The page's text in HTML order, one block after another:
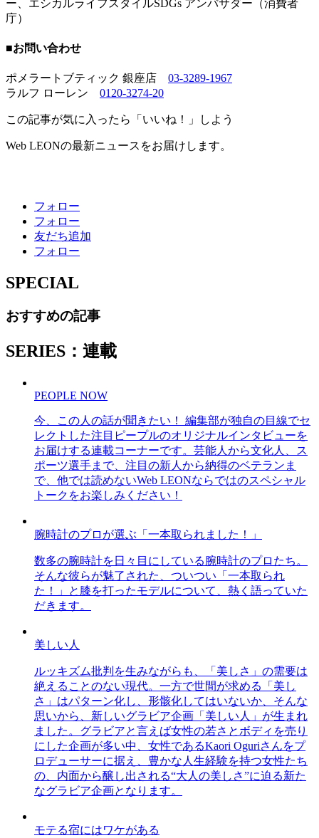
ー、エシカルライフスタイルSDGs アンバサダー（消費者
庁）
■お問い合わせ
ポメラートブティック 銀座店 03-3289-1967
ラルフ ローレン 0120-3274-20
この記事が気に入ったら「いいね！」しよう
Web LEONの最新ニュースをお届けします。
フォロー
フォロー
友だち追加
フォロー
SPECIAL
おすすめの記事
SERIES：連載
PEOPLE NOW
今、この人の話が聞きたい！ 編集部が独自の目線でセ
レクトした注目ピープルのオリジナルインタビューを
お届けする連載コーナーです。芸能人から文化人、ス
ポーツ選手まで、注目の新人から納得のベテランま
で、他では読めないWeb LEONならではのスペシャル
トークをお楽しみください！
腕時計のプロが選ぶ「一本取られました！」
数多の腕時計を日々目にしている腕時計のプロたち。
そんな彼らが魅了された、ついつい「一本取られ
た！」と膝を打ったモデルについて、熱く語っていた
だきます。
美しい人
ルッキズム批判を生みながらも、「美しさ」の需要は
絶えることのない現代。一方で世間が求める「美し
さ」はパターン化し、形骸化してはいないか、そんな
思いから、新しいグラビア企画「美しい人」が生まれ
ました。グラビアと言えば女性の若さとボディを売り
にした企画が多い中、女性であるKaori Oguriさんをプ
ロデューサーに据え、豊かな人生経験を持つ女性たち
の、内面から醸し出される“大人の美しさ”に迫る新た
なグラビア企画となります。
モテる宿にはワケがある